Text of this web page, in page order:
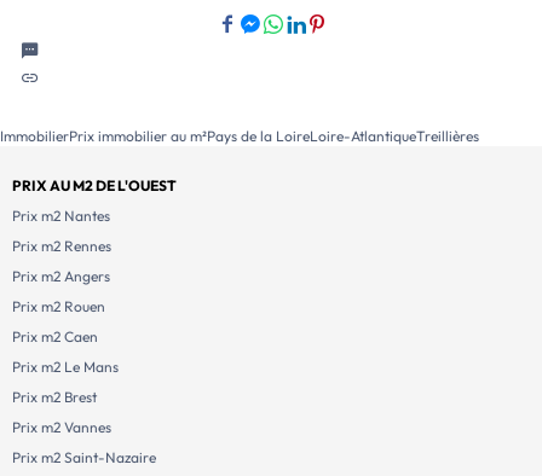
ImmobilierPrix immobilier au m²Pays de la LoireLoire-AtlantiqueTreillières
PRIX AU M2 DE L'OUEST
Prix m2 Nantes
Prix m2 Rennes
Prix m2 Angers
Prix m2 Rouen
Prix m2 Caen
Prix m2 Le Mans
Prix m2 Brest
Prix m2 Vannes
Prix m2 Saint-Nazaire